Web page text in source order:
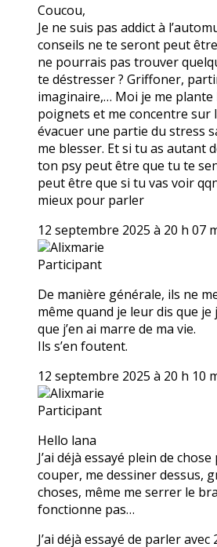
Coucou,
Je ne suis pas addict à
conseils ne te seront peut
ne pourrais pas trouver
te déstresser ? Griffoner,
imaginaire,… Moi je me plante
poignets et me concentre sur
évacuer une partie du stress
me blesser. Et si tu as autant
ton psy peut être que tu te
peut être que si tu vas voir
mieux pour parler
12 septembre 2025 à 20 h 07
Alixmarie
Participant
De manière générale, ils ne
même quand je leur dis que
que j’en ai marre de ma vie.
Ils s’en foutent.
12 septembre 2025 à 20 h 10
Alixmarie
Participant
Hello lana
J’ai déjà essayé plein de
couper, me dessiner dessus,
choses, même me serrer le
fonctionne pas…
J’ai déjà essayé de parler